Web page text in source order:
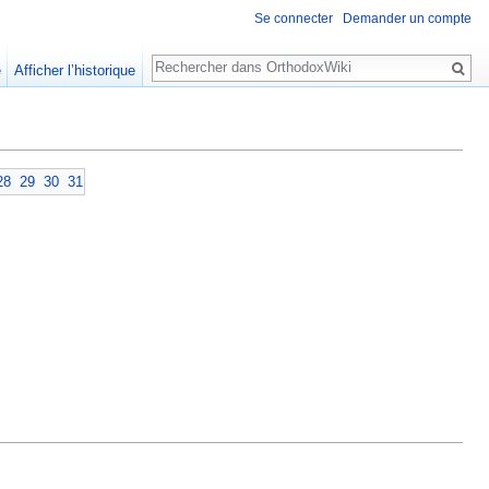
29 30 31
Se connecter Demander un compte
Afficher l’historique
Rechercher